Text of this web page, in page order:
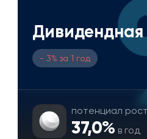
- 3% за 1 год
потенциал
37,0% в год